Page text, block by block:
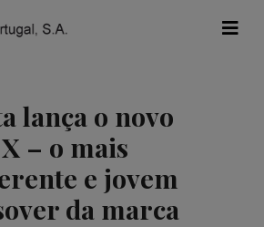
lança o novo
– o mais
e jovem
da marca